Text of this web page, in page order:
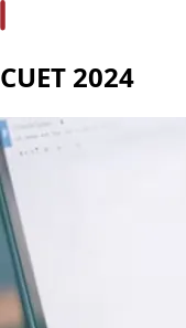
CUET 2024